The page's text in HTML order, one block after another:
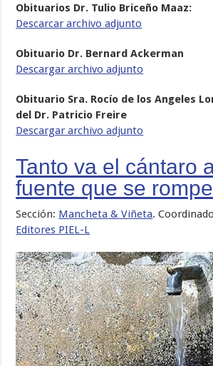
Obituarios Dr. Tulio Briceño Maaz:
Descarcar archivo adjunto
Obituario Dr. Bernard Ackerman
Descargar archivo adjunto
Obituario Sra. Rocío de los Angeles
del Dr. Patricio Freire
Descargar archivo adjunto
Tanto va el cántaro
fuente que se rompe
Sección: Mancheta & Viñeta.
Editores PIEL-L